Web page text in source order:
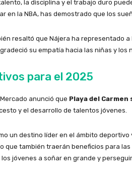
la disciplina y el trabajo duro
en la NBA, has demostrado que los
resaltó que Nájera ha representado
su empatía hacia las niñas y
para el 2025
anunció que Playa del
y el desarrollo de talentos jóvenes.
un destino líder en el ámbito
que también traerán beneficios para
jóvenes a soñar en grande y